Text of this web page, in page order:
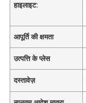
हाइलाइट:
आपूर्ति की क्षमता
उत्पत्ति के प्लेस
दस्तावेज़